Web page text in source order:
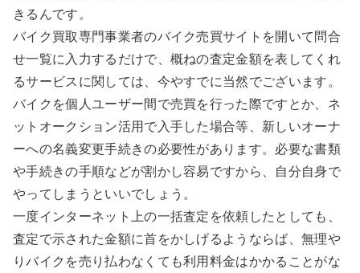
きるんです。
バイク買取専門事業者のバイク売買サイトを開いて問合
せ一覧に入力するだけで、概ねの査定金額を表してくれ
るサービスに関しては、今やすでに当然でございます。
バイクを個人ユーザー間で売買を行った際ですとか、ネ
ットオークション活用で入手した場合等、新しいオーナ
ーへの名義変更手続きの必要性があります。必要な書類
や手続きの手順などが割かし容易ですから、自分自身で
やってしまうといいでしょう。
一度インターネット上の一括査定を依頼したとしても、
査定で示された金額に首をかしげるようならば、無理や
りバイクを売り払わなくても利用料金はかかることがな